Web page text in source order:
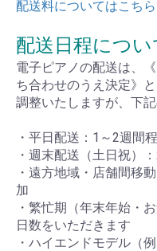
配送料についてはこちら
配送日程につい
電子ピアノの配送は、
ち合わせのうえ決定》
調整いたしますが、下
・平日配送：1～2週間
・週末配送（土日祝）
・遠方地域・店舗間移
加
・繁忙期（年末年始・
日数をいただきます
・ハイエンドモデル（